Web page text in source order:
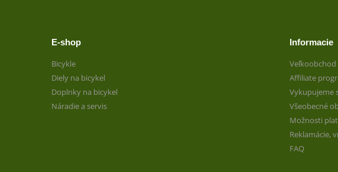
E-shop
Bicykle
Diely na bicykel
Doplnky na bicykel
Náradie a servis
Informacie
Veľkoobchod
Affiliate
Vykupujeme
Všeobecné
Možnosti
Reklamácie,
FAQ